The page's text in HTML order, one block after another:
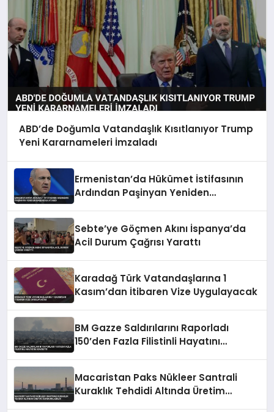
ABD’de Doğumla Vatandaşlık Kısıtlanıyor Trump
Yeni Kararnameleri İmzaladı
Ermenistan’da Hükümet İstifasının
Ardından Paşinyan Yeniden
Sebte’ye Göçmen Akını İspanya’da
Acil Durum Çağrısı Yarattı
Karadağ Türk Vatandaşlarına 1
Kasım’dan İtibaren Vize Uygulayacak
BM Gazze Saldırılarını Raporladı
150’den Fazla Filistinli Hayatını
Macaristan Paks Nükleer Santrali
Kuraklık Tehdidi Altında Üretim